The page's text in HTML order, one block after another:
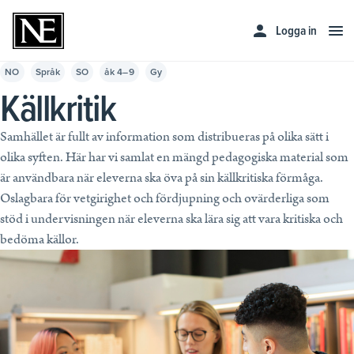
Logga in
Lärare
Hela utbudet av läromedel
Upptäck kvalitativa läromedel för din undervisning.
Läs mer
Läromedel för åk F–3
Läromedel för åk 4–6
Läromedel för åk 7–9
Skolledare
Skolledare
NE Komplett
Läs mer
Huvudmannaavtal
Läs mer
Företag och myndighet
Företag och myndigheter
Läs mer
Unika och utvecklande ord- och kunskapstjänster för alla
biblioteksbesökare
Läs mer
Privatpersoner
Prenumerera
Läs mer
Kunskapstjänster
Priser för privatpersoner
Kontakta oss
NO Språk SO åk 4–9 Gy
Källkritik
Samhället är fullt av information som distribueras på olika sätt i
olika syften. Här har vi samlat en mängd pedagogiska material som
är användbara när eleverna ska öva på sin källkritiska förmåga.
Oslagbara för vetgirighet och fördjupning och ovärderliga som
stöd i undervisningen när eleverna ska lära sig att vara kritiska och
bedöma källor.